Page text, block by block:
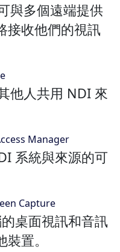
與多個遠端提供
接收他們的視訊
他人共用 NDI 來
Manager
系統與來源的可
Capture
桌面視訊和音訊
置。